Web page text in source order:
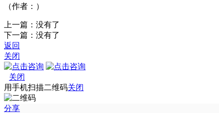
（作者：）
上一篇：没有了
下一篇：没有了
返回
关闭
关闭
用手机扫描二维码关闭
分享